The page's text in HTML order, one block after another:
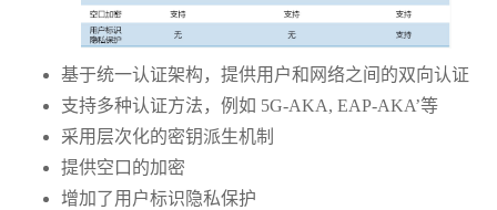
基于统一认证架构，提供用户和网络之间的双向认证
支持多种认证方法，例如 5G-AKA, EAP-AKA’等
采用层次化的密钥派生机制
提供空口的加密
增加了用户标识隐私保护